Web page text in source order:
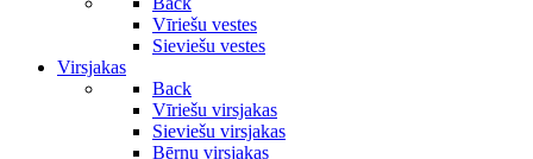
Vīriešu vestes
Sieviešu vestes
Virsjakas
Back
Vīriešu virsjakas
Sieviešu virsjakas
Bērnu virsjakas